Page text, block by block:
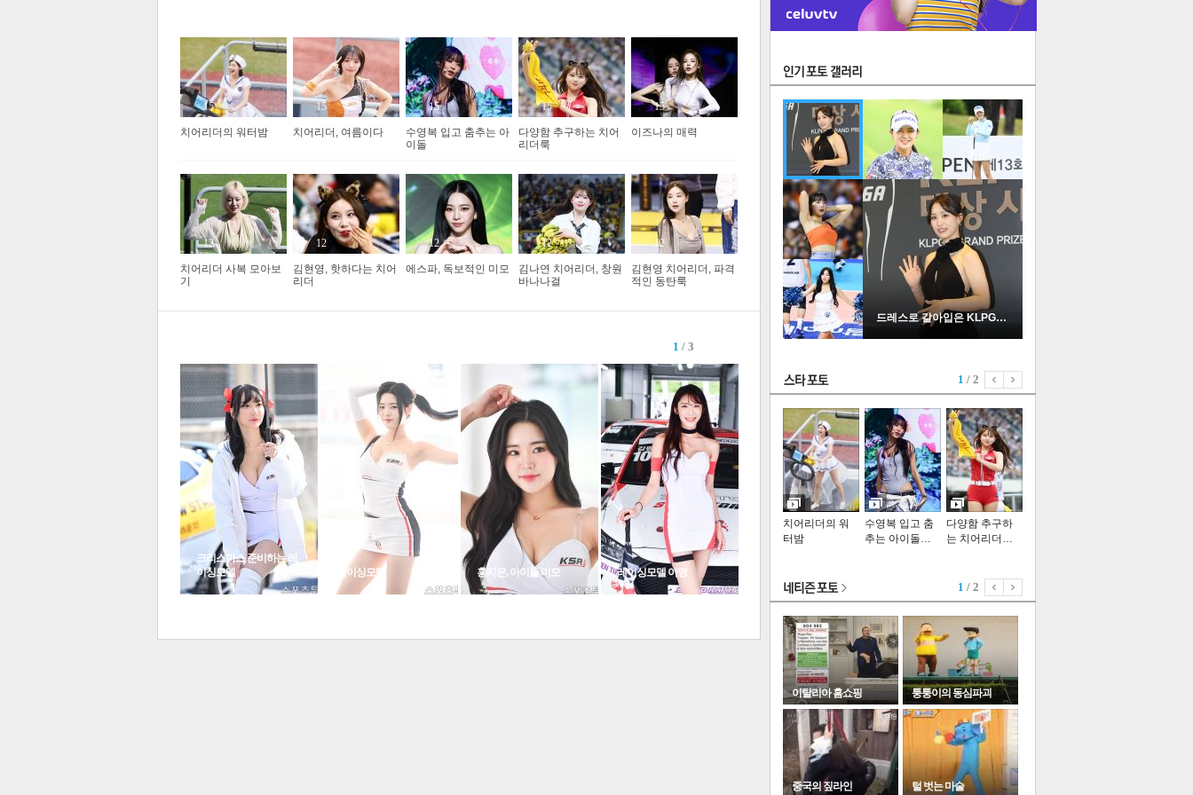
기
Hot&Cool
�
3
포토갤러리 포토뉴스 더보기
15
치어리더의 워터밤
15
치어리더, 여름이다
15
수영복 입고 춤추는 아
이돌
15
다양함 추구하는 치어
리더룩
15
이즈나의 매력
12
치어리더 사복 모아보
기
12
김현영, 핫하다는 치어
리더
12
에스파, 독보적인 미모
12
김나연 치어리더, 창원
바나나걸
12
김현영 치어리더, 파격
적인 동탄룩
1 / 3
크리스마스 준비하는 레
이싱모델
레이싱모델 홍지은, 아이돌 미모 레이싱모델 이영
인기포토
드레스로 갈아입은 KLPGA …
1 / 2
치어리더의 워
터밤
수영복 입고 춤
추는 아이돌…
다양함 추구하
는 치어리더…
1 / 2
이탈리아 홈쇼핑 퉁퉁이의 동심파괴
중국의 짚라인 털 벗는 마술